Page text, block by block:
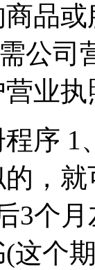
商品
公司
营
序
，
3个
这个